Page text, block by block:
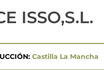
ISSO,S.L.
Castilla La Mancha